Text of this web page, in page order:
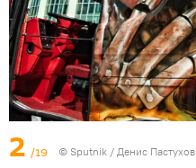
2 /19 © Sputnik / Денис Пастухов